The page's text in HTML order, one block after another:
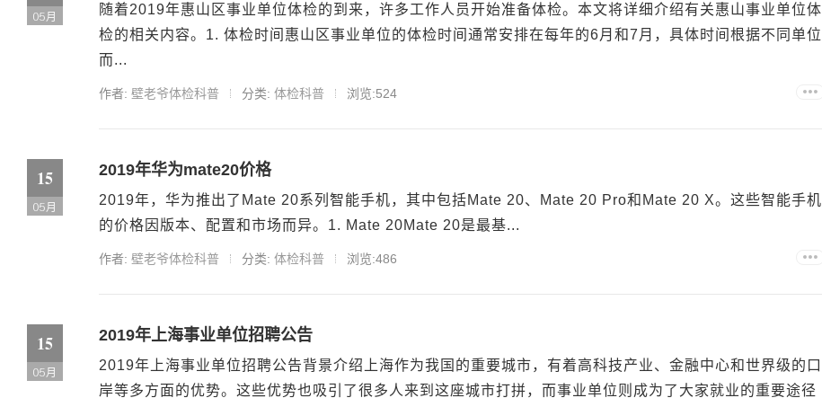
05月
随着2019年惠山区事业单位体检的到来，许多工作人员开始准备体检。本文将详细介绍有关惠山事业单位体
检的相关内容。1. 体检时间惠山区事业单位的体检时间通常安排在每年的6月和7月，具体时间根据不同单位
而...
作者: 壁老爷体检科普 分类: 体检科普 浏览:524
15
05月
2019年华为mate20价格
2019年，华为推出了Mate 20系列智能手机，其中包括Mate 20、Mate 20 Pro和Mate 20 X。这些智能手机
的价格因版本、配置和市场而异。1. Mate 20Mate 20是最基...
作者: 壁老爷体检科普 分类: 体检科普 浏览:486
15
05月
2019年上海事业单位招聘公告
2019年上海事业单位招聘公告背景介绍上海作为我国的重要城市，有着高科技产业、金融中心和世界级的口
岸等多方面的优势。这些优势也吸引了很多人来到这座城市打拼，而事业单位则成为了大家就业的重要途径